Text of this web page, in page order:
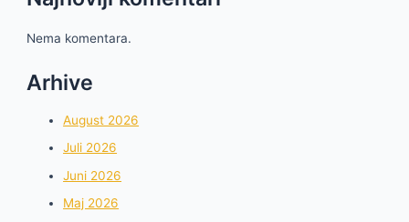
Nema komentara.
Arhive
August 2026
Juli 2026
Juni 2026
Maj 2026